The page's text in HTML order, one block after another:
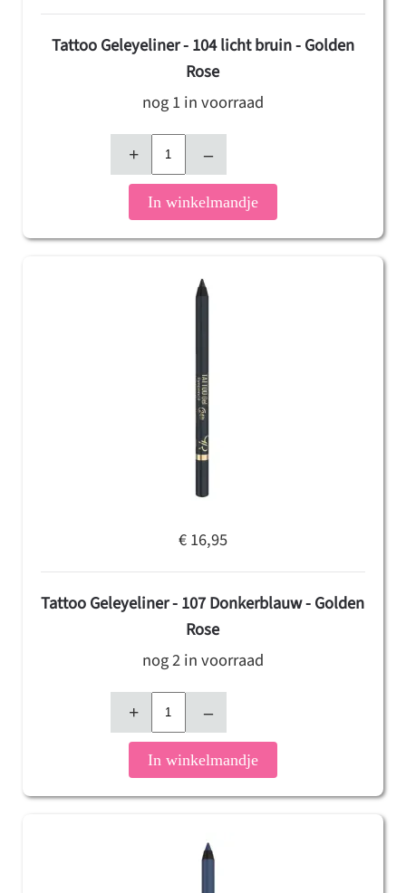
Tattoo Geleyeliner - 104 licht bruin - Golden
Rose
nog 1 in voorraad
+ –
In winkelmandje
€ 16,95
Tattoo Geleyeliner - 107 Donkerblauw - Golden
Rose
nog 2 in voorraad
+ –
In winkelmandje